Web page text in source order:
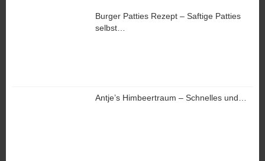
Burger Patties Rezept – Saftige Patties
selbst…
Antje’s Himbeertraum – Schnelles und…